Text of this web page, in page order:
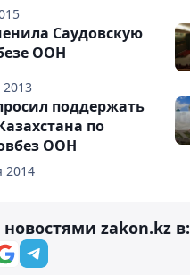
2013
Саудовскую
ООН
2014
поддержать
по
ООН
zakon.kz в: